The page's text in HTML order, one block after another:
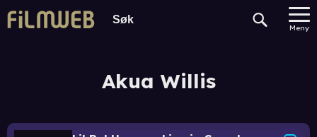
Meny
Akua Willis